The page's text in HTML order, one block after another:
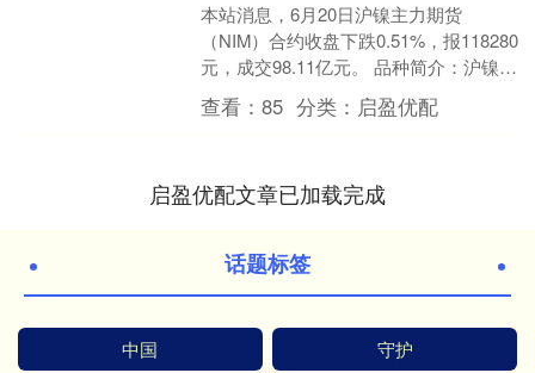
本站消息，6月20日沪镍主力期货
（NIM）合约收盘下跌0.51%，报118280
元，成交98.11亿元。 品种简介：沪镍期
货是中国上海期货交易所（SHFE）上
市....
查看：85 分类： 启盈优配
启盈优配文章已加载完成
话题标签
中国 守护